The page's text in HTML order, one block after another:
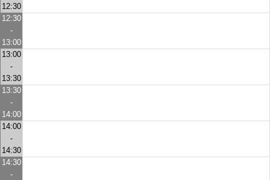
12:30
12:30
-
13:00
13:00
-
13:30
13:30
-
14:00
14:00
-
14:30
14:30
-